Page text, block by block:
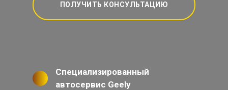
ПОЛУЧИТЬ КОНСУЛЬТАЦИЮ
Специализированный
автосервис Geely